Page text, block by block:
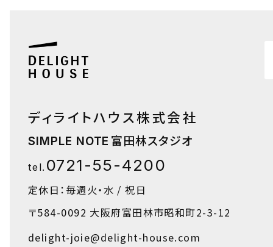
ディライトハウス株式会社
SIMPLE NOTE 富田林スタジオ
tel. 0721-55-4200
定休日：毎週火・水 / 祝日
〒584-0092 大阪府富田林市昭和町2-3-12
delight-joie@delight-house.com